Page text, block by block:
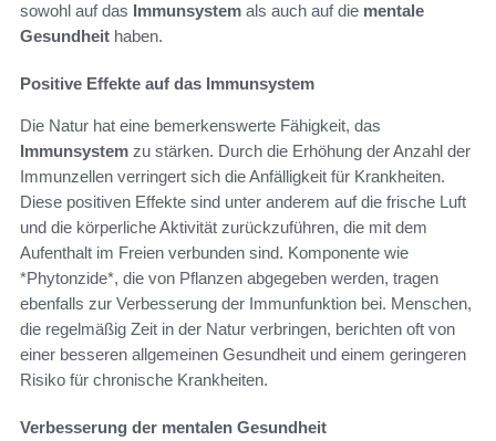
sowohl auf das Immunsystem als auch auf die mentale
Gesundheit haben.
Positive Effekte auf das Immunsystem
Die Natur hat eine bemerkenswerte Fähigkeit, das
Immunsystem zu stärken. Durch die Erhöhung der Anzahl der
Immunzellen verringert sich die Anfälligkeit für Krankheiten.
Diese positiven Effekte sind unter anderem auf die frische Luft
und die körperliche Aktivität zurückzuführen, die mit dem
Aufenthalt im Freien verbunden sind. Komponente wie
*Phytonzide*, die von Pflanzen abgegeben werden, tragen
ebenfalls zur Verbesserung der Immunfunktion bei. Menschen,
die regelmäßig Zeit in der Natur verbringen, berichten oft von
einer besseren allgemeinen Gesundheit und einem geringeren
Risiko für chronische Krankheiten.
Verbesserung der mentalen Gesundheit